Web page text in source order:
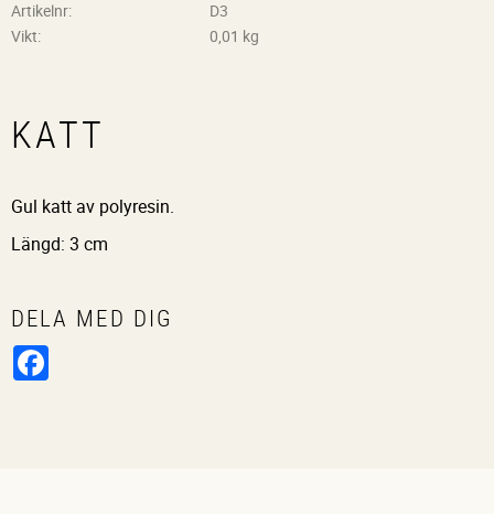
Artikelnr
D3
Vikt
0,01 kg
KATT
Gul katt av polyresin.
Längd: 3 cm
DELA MED DIG